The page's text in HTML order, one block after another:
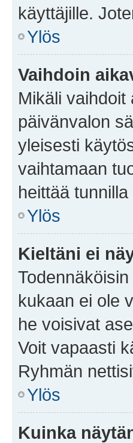
käyttäjille.
Ylös
Vaihdoin
Mikäli
päivänvalon
yleisesti
vaihtamaan
heittää
Ylös
Kieltäni ei
kukaan ei ole
he voisivat
Voit vapaasti
Ryhmän
Ylös
Kuinka